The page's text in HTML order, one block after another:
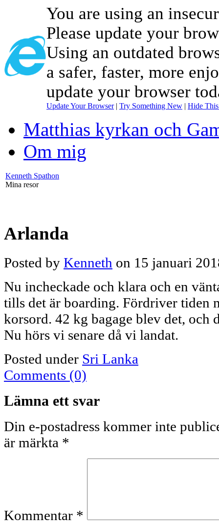
You are using an
Please update your
Using an outdated
a safer, faster, more
update your browser
Update Your Browser| Try Something New | Hide
Matthias kyrkan och
Om mig
Kenneth Spathon
Mina resor
Arlanda
Posted by Kenneth on 15 januari
Nu incheckade och klara och en
tills det är boarding. Fördriver tiden
korsord. 42 kg bagage blev det, och
Nu hörs vi senare då vi landat.
Posted under Sri Lanka
Comments (0)
Lämna ett svar
Din e-postadress kommer inte
är märkta *
Kommentar *